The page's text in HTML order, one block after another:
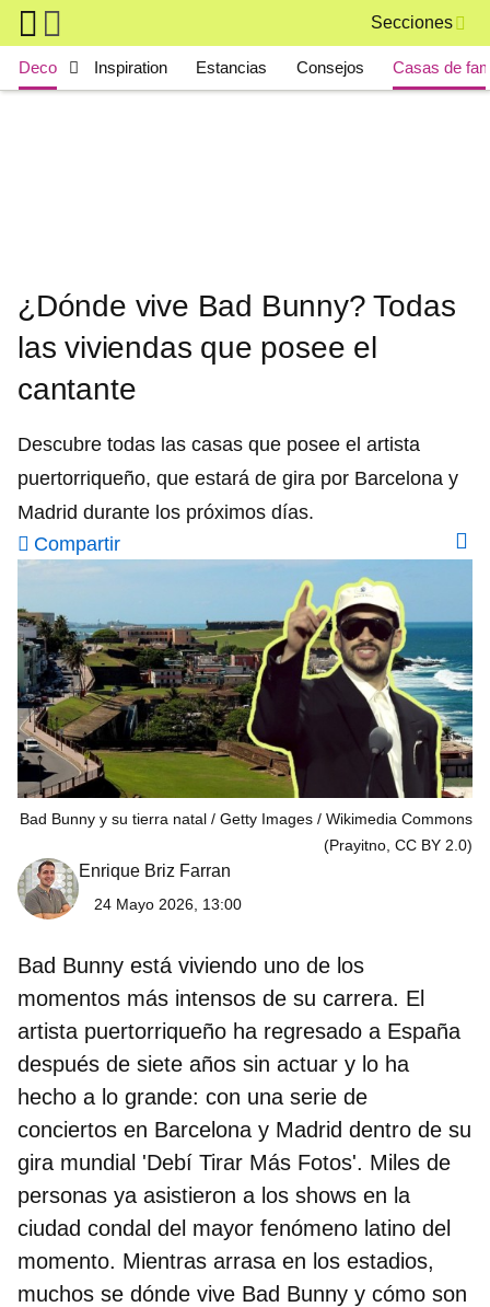
Skip to main content
Secciones
Main navigation
Deco Inspiration Estancias Consejos Casas de
¿Dónde vive Bad Bunny? Todas
las viviendas que posee el
cantante
Descubre todas las casas que posee el artista
puertorriqueño, que estará de gira por Barcelona y
Madrid durante los próximos días.
Compartir
Bad Bunny y su tierra natal
Getty Images / Wikimedia Commons
(Prayitno, CC BY 2.0)
Enrique Briz Farran
24 Mayo 2026, 13:00
Bad Bunny está viviendo uno de los
momentos más intensos de su carrera. El
artista puertorriqueño ha regresado a España
después de siete años sin actuar y lo ha
hecho a lo grande: con una serie de
conciertos en Barcelona y Madrid dentro de su
gira mundial 'Debí Tirar Más Fotos'. Miles de
personas ya asistieron a los shows en la
ciudad condal del mayor fenómeno latino del
momento. Mientras arrasa en los estadios,
muchos se dónde vive Bad Bunny y cómo son